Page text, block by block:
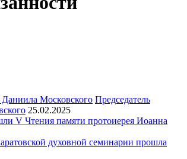
Председатель
25.02.2025
V Чтения памяти протоиерея Иоанна
духовной семинарии прошла